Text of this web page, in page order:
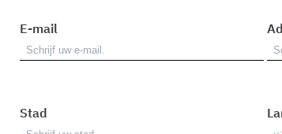
E-mail
Stad